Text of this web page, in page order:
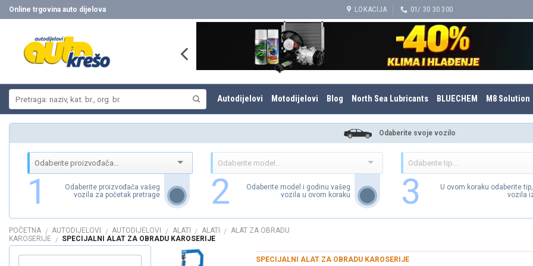
Skip
to
Online trgovina auto dijelova LOKACIJA 01/ 30 30 300
Autodijelovi Motodijelovi Blog North Sea Lubricants BLUECHEM M8 Solution
Odaberite svoje vozilo
1
Odaberite proizvođača vašeg
vozila za početak pretrage
2
Odaberite model i godinu vašeg
vozila u ovom koraku
3
U ovom koraku odaberite
vozila
POČETNA / AUTODIJELOVI / AUTODIJELOVI / ALATI / ALATI / ALAT ZA OBRADU
KAROSERIJE / SPECIJALNI ALAT ZA OBRADU KAROSERIJE
SPECIJALNI ALAT ZA OBRADU KAROSERIJE